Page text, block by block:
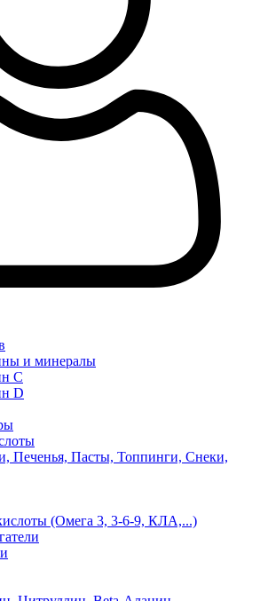
и минералы
С
D
Печенья, Пасты, Топпинги, Снеки,
(Омега 3, 3-6-9, КЛА,...)